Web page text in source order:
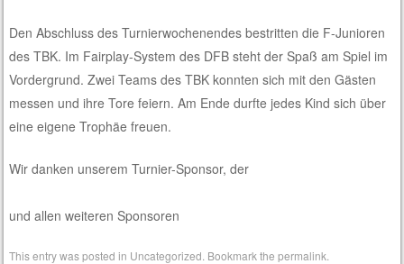
Den Abschluss des Turnierwochenendes bestritten die F-Junioren
des TBK. Im Fairplay-System des DFB steht der Spaß am Spiel im
Vordergrund. Zwei Teams des TBK konnten sich mit den Gästen
messen und ihre Tore feiern. Am Ende durfte jedes Kind sich über
eineeigene Trophäe freuen.
Wir danken unserem Turnier-Sponsor, der
und allen weiteren Sponsoren
This entry was posted in Uncategorized . Bookmark thepermalink